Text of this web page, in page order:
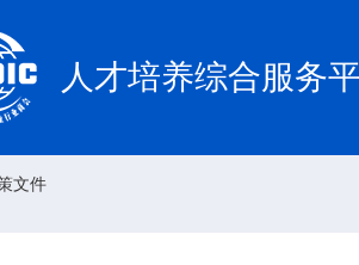
人才培养综合服务
文件